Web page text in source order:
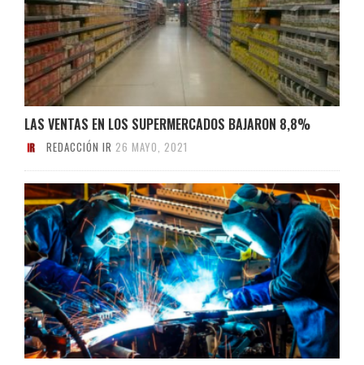
LAS VENTAS EN LOS SUPERMERCADOS BAJARON 8,8%
REDACCIÓN IR 26 MAYO, 2021